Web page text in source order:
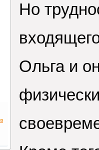
Но
Ольга и